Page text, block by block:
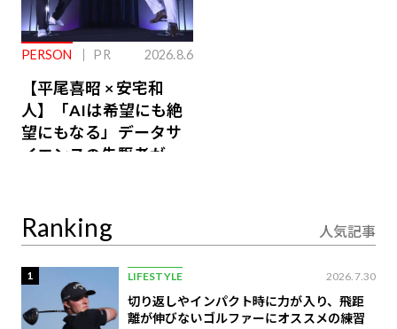
PERSON PR 2026.8.6
【平尾喜昭 × 安宅和
人】「AIは希望にも絶
望にもなる」データサ
イエンスの先駆者が語
Ranking 人気記事
1 LIFESTYLE 2026.7.30
切り返しやインパクト時に力が入り、飛距
離が伸びないゴルファーにオススメの練習